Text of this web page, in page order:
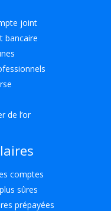
joint
bancaire
de l’or
comptes
sûres
prépayées